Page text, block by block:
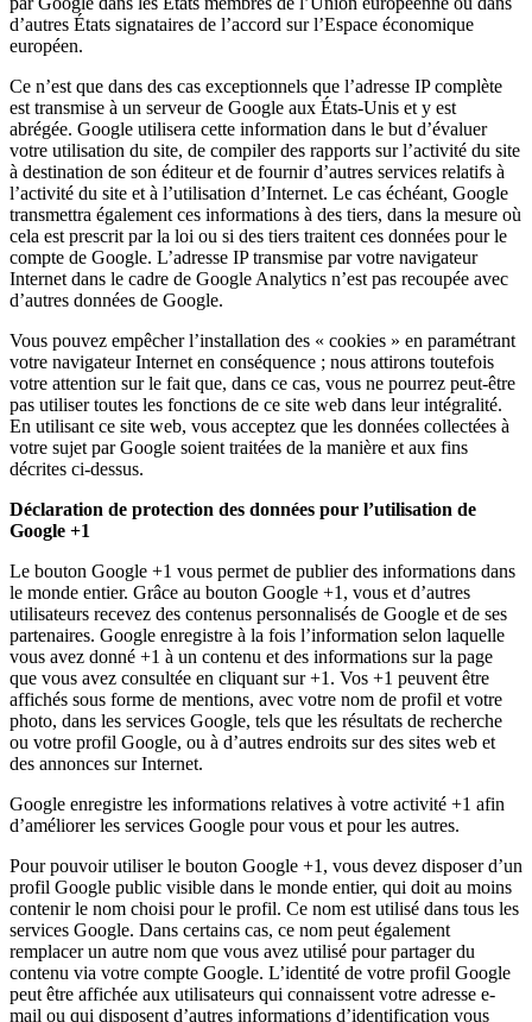
d’autres États signataires de l’accord sur l’Espace économique
européen.
Ce n’est que dans des cas exceptionnels que l’adresse IP complète
est transmise à un serveur de Google aux États-Unis et y est
abrégée. Google utilisera cette information dans le but d’évaluer
votre utilisation du site, de compiler des rapports sur l’activité du site
à destination de son éditeur et de fournir d’autres services relatifs à
l’activité du site et à l’utilisation d’Internet. Le cas échéant, Google
transmettra également ces informations à des tiers, dans la mesure où
cela est prescrit par la loi ou si des tiers traitent ces données pour le
compte de Google. L’adresse IP transmise par votre navigateur
Internet dans le cadre de Google Analytics n’est pas recoupée avec
d’autres données de Google.
Vous pouvez empêcher l’installation des « cookies » en paramétrant
votre navigateur Internet en conséquence ; nous attirons toutefois
votre attention sur le fait que, dans ce cas, vous ne pourrez peut-être
pas utiliser toutes les fonctions de ce site web dans leur intégralité.
En utilisant ce site web, vous acceptez que les données collectées à
votre sujet par Google soient traitées de la manière et aux fins
décrites ci-dessus.
Déclaration de protection des données pour l’utilisation de
Google +1
Le bouton Google +1 vous permet de publier des informations dans
le monde entier. Grâce au bouton Google +1, vous et d’autres
utilisateurs recevez des contenus personnalisés de Google et de ses
partenaires. Google enregistre à la fois l’information selon laquelle
vous avez donné +1 à un contenu et des informations sur la page
que vous avez consultée en cliquant sur +1. Vos +1 peuvent être
affichés sous forme de mentions, avec votre nom de profil et votre
photo, dans les services Google, tels que les résultats de recherche
ou votre profil Google, ou à d’autres endroits sur des sites web et
des annonces sur Internet.
Google enregistre les informations relatives à votre activité +1 afin
d’améliorer les services Google pour vous et pour les autres.
Pour pouvoir utiliser le bouton Google +1, vous devez disposer d’un
profil Google public visible dans le monde entier, qui doit au moins
contenir le nom choisi pour le profil. Ce nom est utilisé dans tous les
services Google. Dans certains cas, ce nom peut également
remplacer un autre nom que vous avez utilisé pour partager du
contenu via votre compte Google. L’identité de votre profil Google
peut être affichée aux utilisateurs qui connaissent votre adresse e-
mail ou qui disposent d’autres informations d’identification vous